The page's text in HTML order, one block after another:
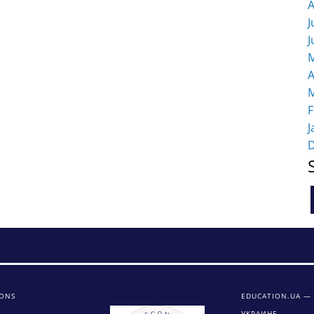
EDUCATION.UA